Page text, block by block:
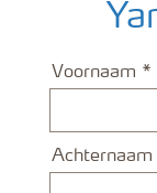
Voornaam
Achternaam